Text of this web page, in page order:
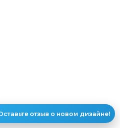
отзыв о новом дизайне!